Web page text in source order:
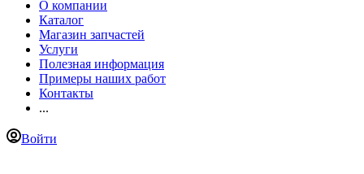
О компании
Каталог
Магазин запчастей
Услуги
Полезная информация
Примеры наших работ
Контакты
...
Войти